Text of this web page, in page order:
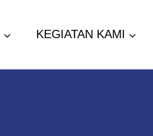
KEGIATAN KAMI